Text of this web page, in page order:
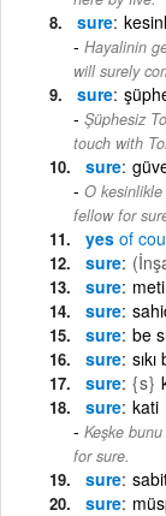
sure
Hayalinin
will surely
sure
Şüphesiz
touch with
sure
O
fellow for
yes of
sure
sure
sure
sure be
sure
sure {s}
sure kati
Keşke
for sure.
sure
sure